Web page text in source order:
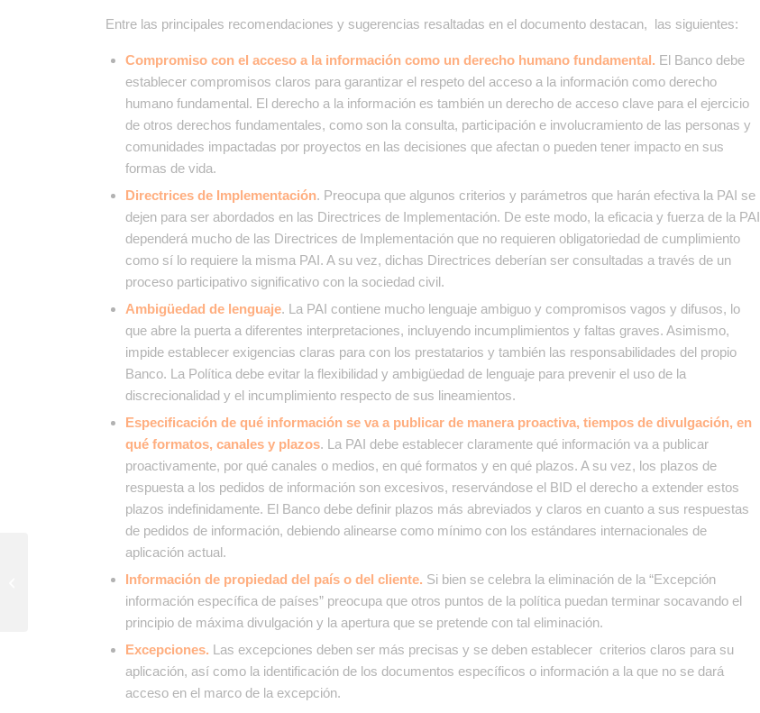
Entre las principales recomendaciones y sugerencias resaltadas en el documento destacan, las siguientes:
Compromiso con el acceso a la información como un derecho humano fundamental. El Banco debe
establecer compromisos claros para garantizar el respeto del acceso a la información como derecho
humano fundamental. El derecho a la información es también un derecho de acceso clave para el ejercicio
de otros derechos fundamentales, como son la consulta, participación e involucramiento de las personas y
comunidades impactadas por proyectos en las decisiones que afectan o pueden tener impacto en sus
formas de vida.
Directrices de Implementación. Preocupa que algunos criterios y parámetros que harán efectiva la PAI se
dejen para ser abordados en las Directrices de Implementación. De este modo, la eficacia y fuerza de la PAI
dependerá mucho de las Directrices de Implementación que no requieren obligatoriedad de cumplimiento
como sí lo requiere la misma PAI. A su vez, dichas Directrices deberían ser consultadas a través de un
proceso participativo significativo con la sociedad civil.
Ambigüedad de lenguaje. La PAI contiene mucho lenguaje ambiguo y compromisos vagos y difusos, lo
que abre la puerta a diferentes interpretaciones, incluyendo incumplimientos y faltas graves. Asimismo,
impide establecer exigencias claras para con los prestatarios y también las responsabilidades del propio
Banco. La Política debe evitar la flexibilidad y ambigüedad de lenguaje para prevenir el uso de la
discrecionalidad y el incumplimiento respecto de sus lineamientos.
Especificación de qué información se va a publicar de manera proactiva, tiempos de divulgación, en
qué formatos, canales y plazos. La PAI debe establecer claramente qué información va a publicar
proactivamente, por qué canales o medios, en qué formatos y en qué plazos. A su vez, los plazos de
respuesta a los pedidos de información son excesivos, reservándose el BID el derecho a extender estos
plazos indefinidamente. El Banco debe definir plazos más abreviados y claros en cuanto a sus respuestas
de pedidos de información, debiendo alinearse como mínimo con los estándares internacionales de
aplicación actual.
Información de propiedad del país odel cliente. Si bien se celebra la eliminación de la “Excepción
información específica de países” preocupa que otros puntos de la política puedan terminar socavando el
principio de máxima divulgación y la apertura que se pretende con tal eliminación.
Excepciones. Las excepciones deben ser más precisas y se deben establecer criterios claros para su
aplicación, así como la identificación de los documentos específicos o información a la que no se dará
acceso en el marco de la excepción.
participación de la
sociedad civil en el